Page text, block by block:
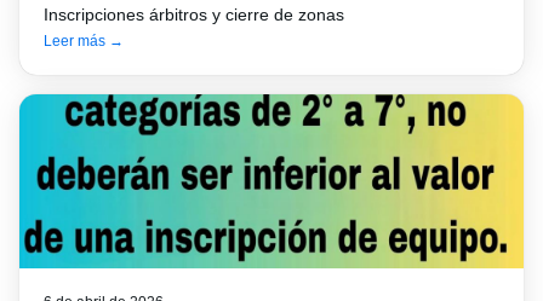
Inscripciones árbitros y cierre de zonas
Leer más →